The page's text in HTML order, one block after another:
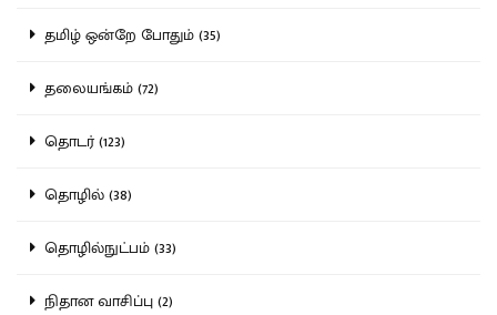
தமிழ் ஒன்றே போதும் (35)
தலையங்கம் (72)
தொடர் (123)
தொழில் (38)
தொழில்நுட்பம் (33)
நிதான வாசிப்பு (2)